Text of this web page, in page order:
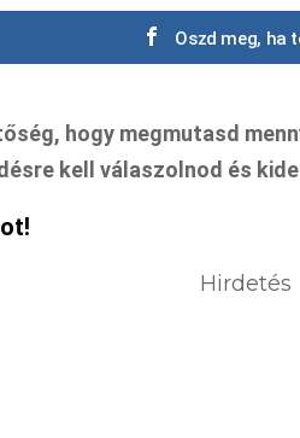
Oszd meg, ha
hogy megmutasd
kell válaszolnod és
Hirdetés